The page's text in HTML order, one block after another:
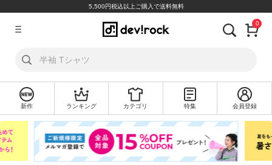
5,500円税込以上ご購入で送料無料
ロ
新
0
新作 ランキング カテゴリ 特集 会員登録